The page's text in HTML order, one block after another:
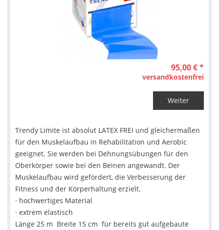
95,00 € *
versandkostenfrei
Weiter
Trendy Limite ist absolut LATEX FREI und gleichermaßen
für den Muskelaufbau in Rehabilitation und Aerobic
geeignet. Sie werden bei Dehnungsübungen für den
Oberkörper sowie bei den Beinen angewandt. Der
Muskelaufbau wird gefördert, die Verbesserung der
Fitness und der Körperhaltung erzielt.
· hochwertiges Material
· extrem elastisch
Länge 25 m Breite 15 cmfür bereits gut aufgebaute